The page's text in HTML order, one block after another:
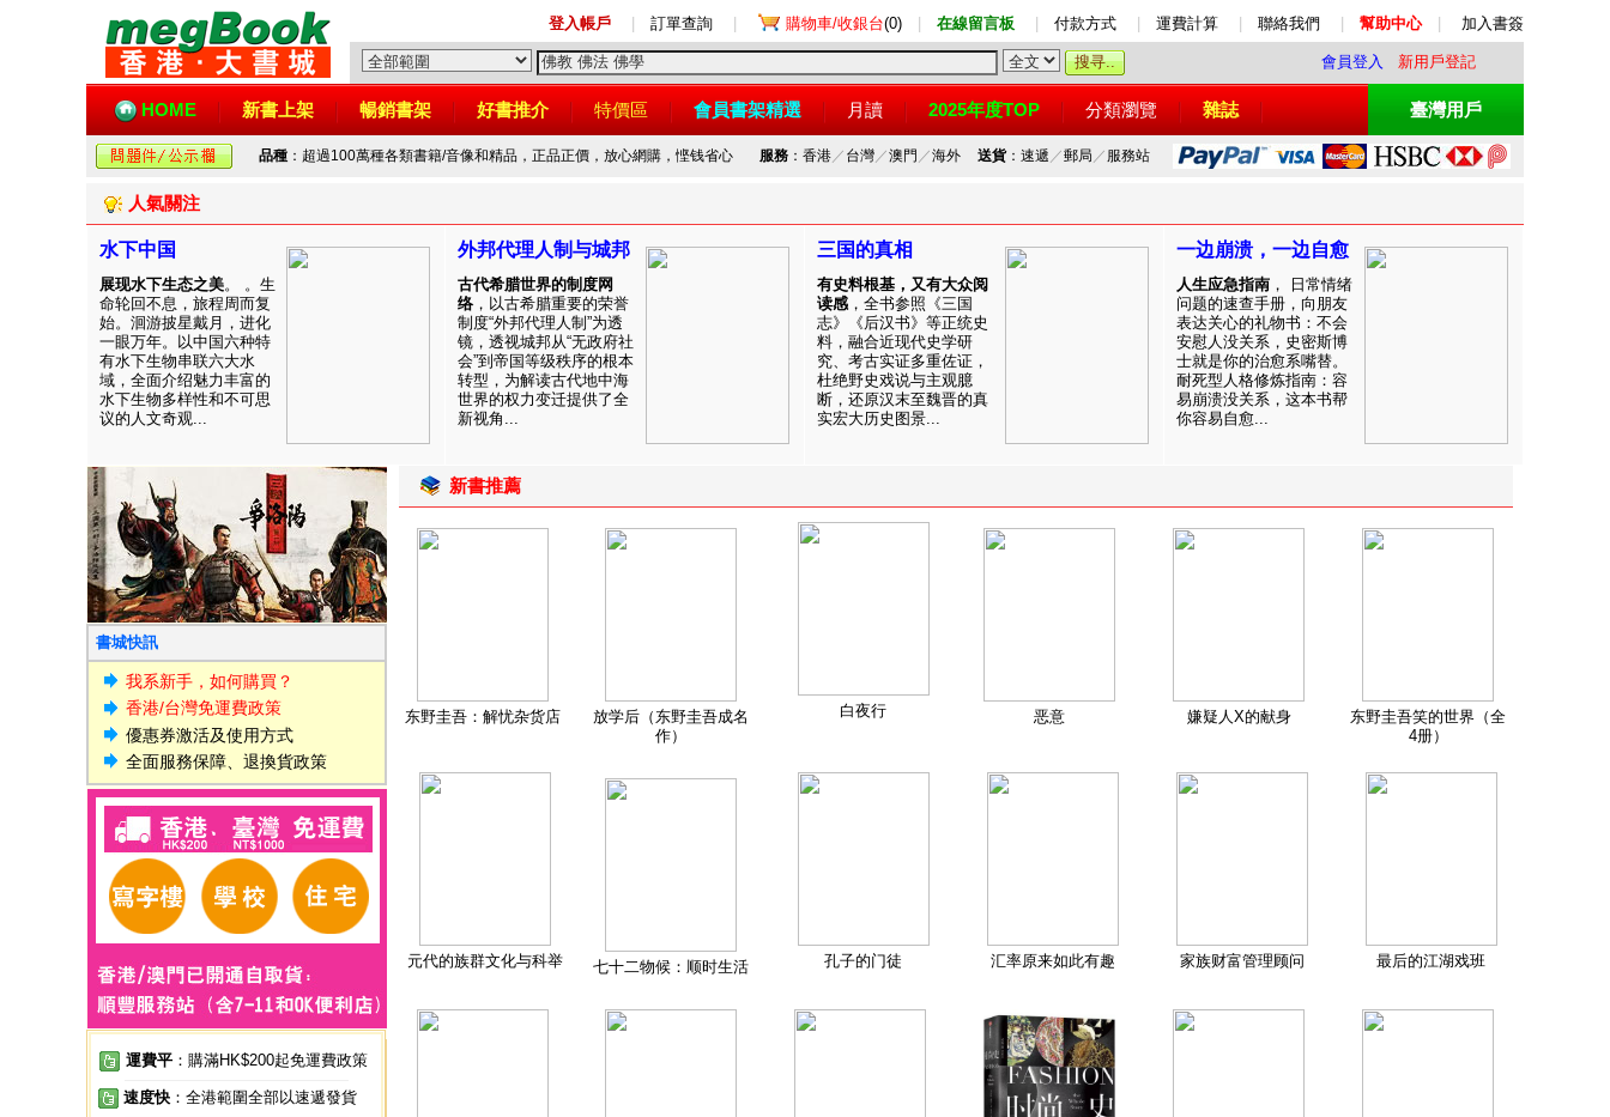
登入帳戶 訂單查詢 購物車/收銀台(0) 在線留言板 付款方式 運費計算 聯絡我們 幫助中心 加入書簽
會員登入 新用戶登記
HOME 新書上架 暢銷書架 好書推介 特價區 會員書架精選 月讀 2025年度TOP 分類瀏覽 雜誌 臺灣用戶
品種 ：超過100萬種各類書籍/音像和精品，正品正價，放心網購，悭钱省心 服務：香港／ 台灣／澳門 ／海外 送貨：速遞 ／郵局 ／ 服務站
人氣關注
水下中国
展现水下生态之美。 。生
命轮回不息，旅程周而复
始。洄游披星戴月，进化
一眼万年。以中国六种特
有水下生物串联六大水
域，全面介绍魅力丰富的
水下生物多样性和不可思
议的人文奇观...
外邦代理人制与城邦
古代希腊世界的制度网
络 ，以古希腊重要的荣誉
制度“外邦代理人制”为透
镜，透视城邦从“无政府社
会”到帝国等级秩序的根本
转型，为解读古代地中海
世界的权力变迁提供了全
新视角...
三国的真相
有史料根基，又有大众阅
读感 ，全书参照《三国
志》《后汉书》等正统史
料，融合近现代史学研
究、考古实证多重佐证，
杜绝野史戏说与主观臆
断，还原汉末至魏晋的真
实宏大历史图景...
一边崩溃，一边自愈
人生应急指南 ， 日常情绪
问题的速查手册，向朋友
表达关心的礼物书：不会
安慰人没关系，史密斯博
士就是你的治愈系嘴替。
耐死型人格修炼指南：容
易崩溃没关系，这本书帮
你容易自愈...
書城快訊
我系新手，如何購買？
香港/台灣免運費政策
優惠券激活及使用方式
全面服務保障、退換貨政策
運費平 ：購滿HK$200起免運費政策
速度快 ：全港範圍全部以速遞發貨
新書推薦
东野圭吾：解忧杂货店
放学后（东野圭吾成名
作）
白夜行 恶意 嫌疑人X的献身
东野圭吾笑的世界（全
4册）
元代的族群文化与科举 七十二物候：顺时生活 孔子的门徒 汇率原来如此有趣 家族财富管理顾问 最后的江湖戏班